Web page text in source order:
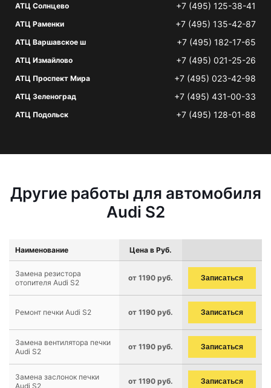
АТЦ Солнцево +7 (495) 125-38-41
АТЦ Раменки +7 (495) 135-42-87
АТЦ Варшавское ш +7 (495) 182-17-65
АТЦ Измайлово +7 (495) 021-25-26
АТЦ Проспект Мира +7 (495) 023-42-98
АТЦ Зеленоград +7 (495) 431-00-33
АТЦ Подольск +7 (495) 128-01-88
Другие работы для автомобиля
Audi S2
Наименование Цена в Руб.
Замена резистора
отопителя Audi S2
от 1190 руб. Записаться
Ремонт печки Audi S2 от 1190 руб. Записаться
Замена вентилятора печки
Audi S2
от 1190 руб. Записаться
Замена заслонок печки
Audi S2
от 1190 руб. Записаться